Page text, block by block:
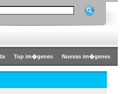
Top im�genes Nuevas im�genes